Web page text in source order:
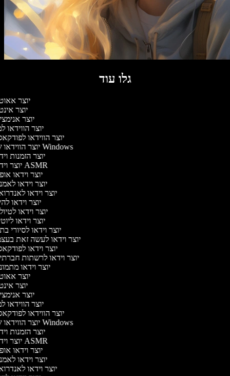
גלו עוד
יוצר
יוצר
יוצר
יוצר הווידאו
יוצר הווידאו
יוצר הווידאו של Windows
יוצר הזמנות
יוצר וידאו ASMR
יוצר וידאו
יוצר וידאו
יוצר וידאו
יוצר וידאו
יוצר וידאו
יוצר וידאו
יוצר וידאו לסיורי
יוצר וידאו לעשה זאת
יוצר וידאו
יוצר וידאו לרשתות
יוצר וידאו
יוצר
יוצר
יוצר
יוצר הווידאו
יוצר הווידאו
יוצר הווידאו של Windows
יוצר הזמנות
יוצר וידאו ASMR
יוצר וידאו
יוצר וידאו
יוצר וידאו